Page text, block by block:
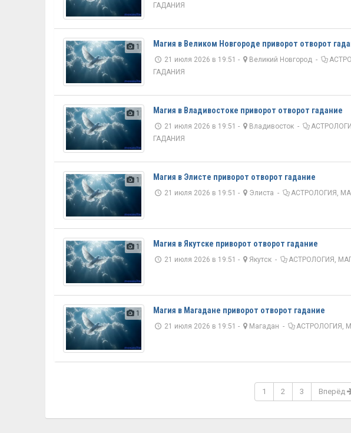
ГАДАНИЯ
1 Магия в Великом Новгороде приворот отворот
21 июля 2026 в 19:51 - Великий Новгород -
ГАДАНИЯ
1 Магия в Владивостоке приворот отворот гадание
21 июля 2026 в 19:51 - Владивосток -
ГАДАНИЯ
1 Магия в Элисте приворот отворот гадание
21 июля 2026 в 19:51 - Элиста - АСТРОЛОГИЯ,
1 Магия в Якутске приворот отворот гадание
21 июля 2026 в 19:51 - Якутск - АСТРОЛОГИЯ,
1 Магия в Магадане приворот отворот гадание
21 июля 2026 в 19:51 - Магадан - АСТРОЛОГИЯ,
1 2 3 Вперёд